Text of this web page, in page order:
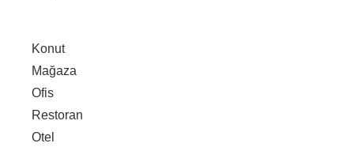
Konut
Mağaza
Ofis
Restoran
Otel